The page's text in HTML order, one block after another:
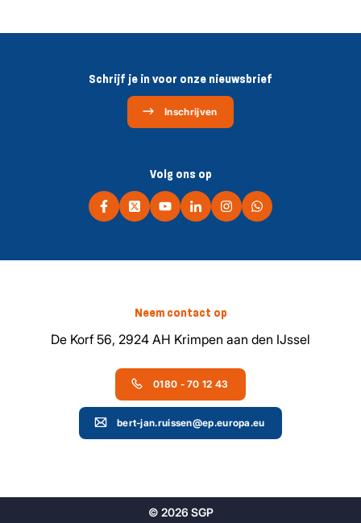
Schrijf je in voor onze nieuwsbrief
Inschrijven
Volg ons op
Neem contact op
De Korf 56, 2924 AH Krimpen aan den IJssel
0180 - 70 12 43
bert-jan.ruissen@ep.europa.eu
© 2026 SGP